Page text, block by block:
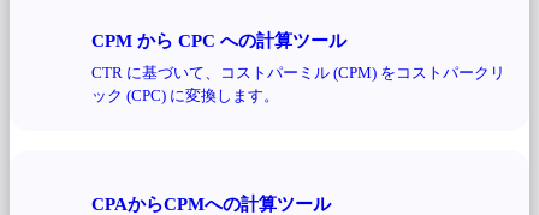
CPM から CPC への計算ツール
CTR に基づいて、コストパーミル (CPM) をコストパークリ
ック (CPC) に変換します。
CPAからCPMへの計算ツール